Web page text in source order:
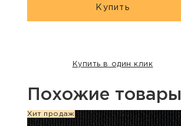
Купить
Купить в один клик
Похожие товары
Хит продаж